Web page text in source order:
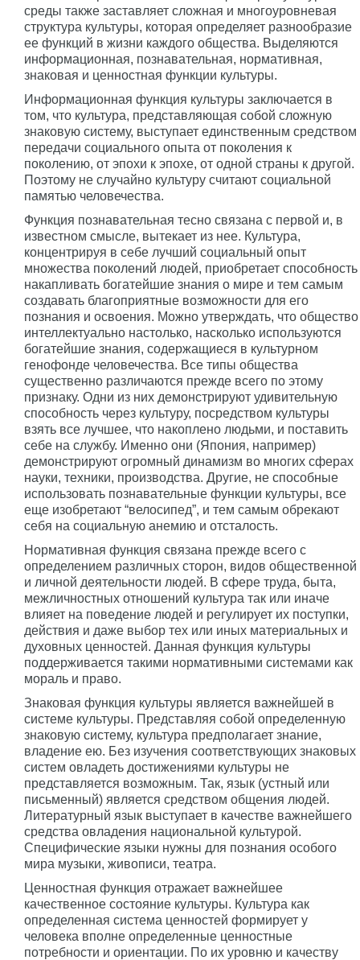
среды также заставляет сложная и многоуровневая
структура культуры, которая определяет разнообразие
ее функций в жизни каждого общества. Выделяются
информационная, познавательная, нормативная,
знаковая и ценностная функции культуры.
Информационная функция культуры заключается в
том, что культура, представляющая собой сложную
знаковую систему, выступает единственным средством
передачи социального опыта от поколения к
поколению, от эпохи к эпохе, от одной страны к другой.
Поэтому не случайно культуру считают социальной
памятью человечества.
Функция познавательная тесно связана с первой и, в
известном смысле, вытекает из нее. Культура,
концентрируя в себе лучший социальный опыт
множества поколений людей, приобретает способность
накапливать богатейшие знания о мире и тем самым
создавать благоприятные возможности для его
познания и освоения. Можно утверждать, что общество
интеллектуально настолько, насколько используются
богатейшие знания, содержащиеся в культурном
генофонде человечества. Все типы общества
существенно различаются прежде всего по этому
признаку. Одни из них демонстрируют удивительную
способность через культуру, посредством культуры
взять все лучшее, что накоплено людьми, и поставить
себе на службу. Именно они (Япония, например)
демонстрируют огромный динамизм во многих сферах
науки, техники, производства. Другие, не способные
использовать познавательные функции культуры, все
еще изобретают “велосипед”, и тем самым обрекают
себя на социальную анемию и отсталость.
Нормативная функция связана прежде всего с
определением различных сторон, видов общественной
и личной деятельности людей. В сфере труда, быта,
межличностных отношений культура так или иначе
влияет на поведение людей и регулирует их поступки,
действия и даже выбор тех или иных материальных и
духовных ценностей. Данная функция культуры
поддерживается такими нормативными системами как
мораль и право.
Знаковая функция культуры является важнейшей в
системе культуры. Представляя собой определенную
знаковую систему, культура предполагает знание,
владение ею. Без изучения соответствующих знаковых
систем овладеть достижениями культуры не
представляется возможным. Так, язык (устный или
письменный) является средством общения людей.
Литературный язык выступает в качестве важнейшего
средства овладения национальной культурой.
Специфические языки нужны для познания особого
мира музыки, живописи, театра.
Ценностная функция отражает важнейшее
качественное состояние культуры. Культура как
определенная система ценностей формирует у
человека вполне определенные ценностные
потребности и ориентации. По их уровню и качеству